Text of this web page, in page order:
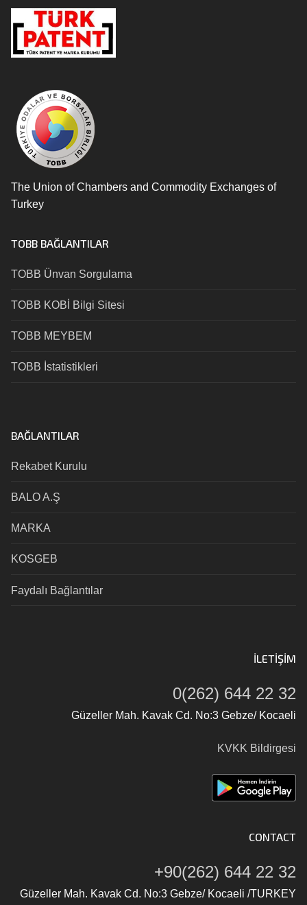
The Union of Chambers and Commodity Exchanges of
Turkey
TOBB BAĞLANTILAR
TOBB Ünvan Sorgulama
TOBB KOBİ Bilgi Sitesi
TOBB MEYBEM
TOBB İstatistikleri
BAĞLANTILAR
Rekabet Kurulu
BALO A.Ş
MARKA
KOSGEB
Faydalı Bağlantılar
İLETIŞIM
0(262) 644 22 32
Güzeller Mah. Kavak Cd. No:3 Gebze/ Kocaeli
KVKK Bildirgesi
CONTACT
+90(262) 644 22 32
Güzeller Mah. Kavak Cd. No:3 Gebze/ Kocaeli /TURKEY